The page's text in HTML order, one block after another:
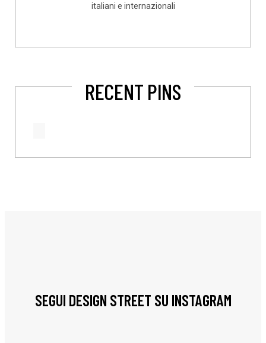
italiani e internazionali
RECENT PINS
SEGUI DESIGN STREET SU INSTAGRAM